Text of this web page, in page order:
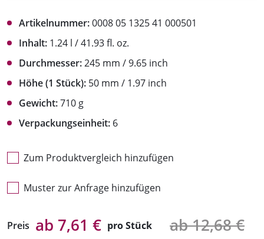
Artikelnummer:0008 05 1325 41 000501
Inhalt: 1.24 l / 41.93 fl. oz.
Durchmesser:245 mm / 9.65 inch
Höhe (1 Stück): 50 mm / 1.97 inch
Gewicht:710 g
Verpackungseinheit: 6
Zum Produktvergleich hinzufügen
Muster zur Anfrage hinzufügen
Preis ab 7,61 € pro Stück ab 12,68 €